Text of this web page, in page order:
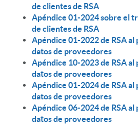
de clientes de RSA
Apéndice 01-2024 sobre el
de clientes de RSA
Apéndice 01-2022 de RSA
datos de proveedores
Apéndice 10-2023 de RSA
datos de proveedores
Apéndice 01-2024 de RSA
datos de proveedores
Apéndice 06-2024 de RSA
datos de proveedores